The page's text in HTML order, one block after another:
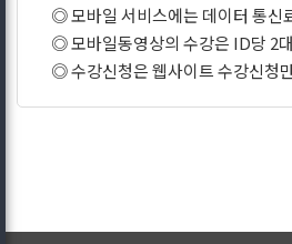
◎ 모바일 서비스에는 데이터 통신
◎ 모바일동영상의 수강은 ID당 2
◎ 수강신청은 웹사이트 수강신청